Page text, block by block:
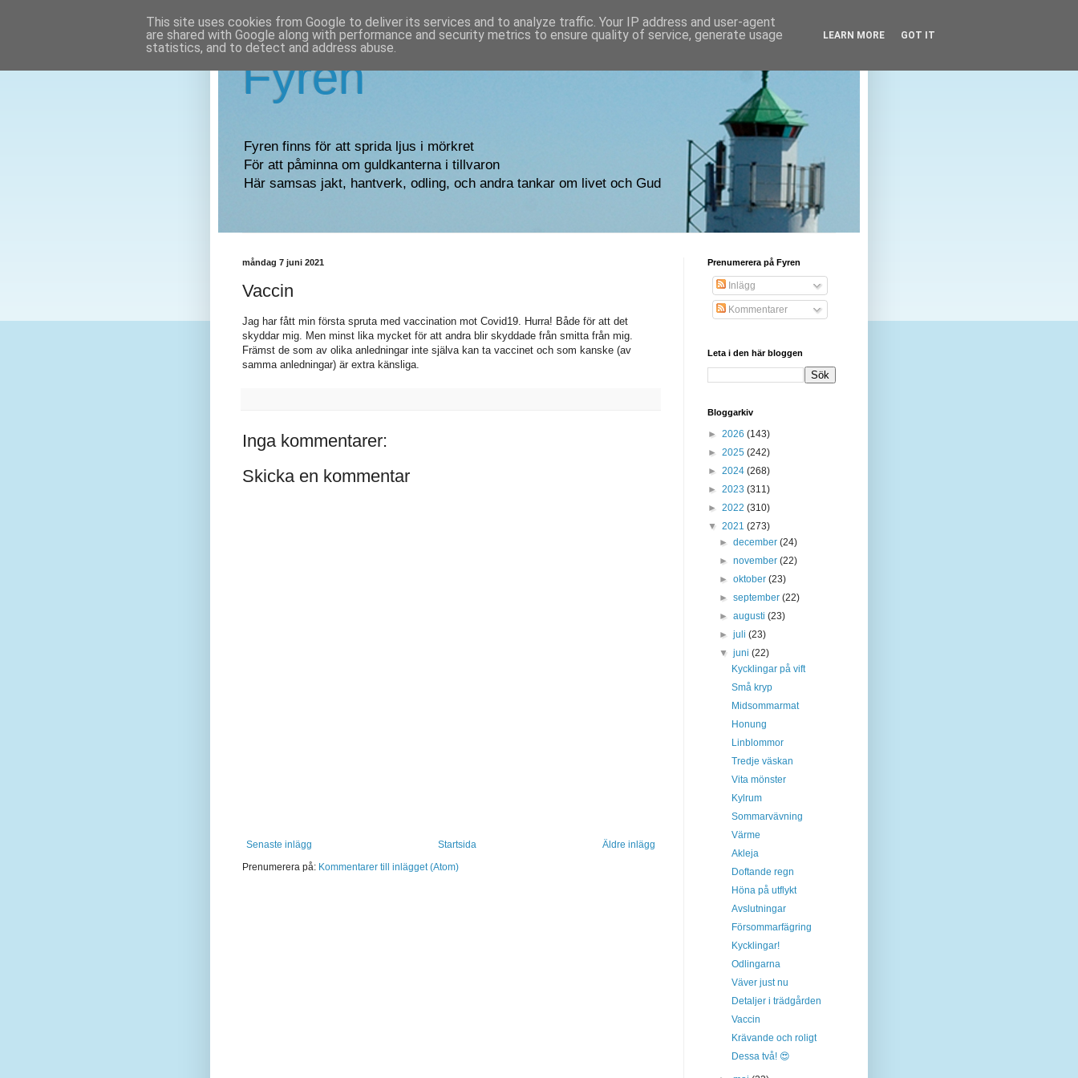
Fyren
Fyren finns för att sprida ljus i mörkret
För att påminna om guldkanterna i tillvaron
Här samsas jakt, hantverk, odling, och andra tankar om livet och Gud
måndag 7 juni 2021
Vaccin
Jag har fått min första spruta med vaccination mot Covid19. Hurra! Både för att det
skyddar mig. Men minst lika mycket för att andra blir skyddade från smitta från mig.
Främst de som av olika anledningar inte själva kan ta vaccinet och som kanske (av
samma anledningar) är extra känsliga.
Inga kommentarer:
Skicka en kommentar
Senaste inlägg Äldre inlägg
Startsida
Prenumerera på: Kommentarer till inlägget (Atom)
Prenumerera på Fyren
Inlägg
Kommentarer
Leta i den här bloggen
Bloggarkiv
► 2026 (143)
► 2025 (242)
► 2024 (268)
► 2023 (311)
► 2022 (310)
▼ 2021 (273)
►december(24)
►november(22)
►oktober(23)
►september(22)
►augusti(23)
►juli(23)
▼juni(22)
Kycklingar på vift
Små kryp
Midsommarmat
Honung
Linblommor
Tredje väskan
Vita mönster
Kylrum
Sommarvävning
Värme
Akleja
Doftande regn
Höna på utflykt
Avslutningar
Försommarfägring
Kycklingar!
Odlingarna
Väver just nu
Detaljer i trädgården
Vaccin
Krävande och roligt
Dessa två! 😍
This site uses cookies from Google to deliver its services and to analyze traffic. Your IP address and user-agent
are shared with Google along with performance and security metrics to ensure quality of service, generate usage
statistics, and to detect and address abuse.
LEARN MORE GOT IT